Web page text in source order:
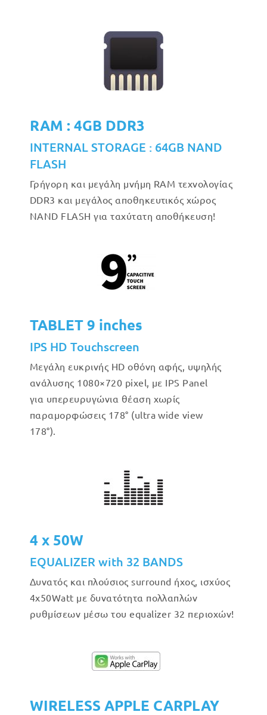
RAM : 4GB DDR3
INTERNAL STORAGE : 64GB NAND
FLASH
Γρήγορη και μεγάλη μνήμη RAM τεχνολογίας
DDR3 και μεγάλος αποθηκευτικός χώρος
NAND FLASH για ταχύτατη αποθήκευση!
TABLET 9 inches
IPS HD Touchscreen
Μεγάλη ευκρινής HD οθόνη αφής, υψηλής
ανάλυσης 1080×720 pixel, με IPS Panel
για υπερευρυγώνια θέαση χωρίς
παραμορφώσεις 178° (ultra wide view
178°).
4 x 50W
EQUALIZER with 32 BANDS
Δυνατός και πλούσιος surround ήχος, ισχύος
4x50Watt με δυνατότητα πολλαπλών
ρυθμίσεων μέσω του equalizer 32 περιοχών!
WIRELESS APPLE CARPLAY